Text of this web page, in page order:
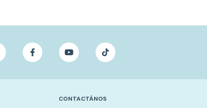
CONTACTÁNOS